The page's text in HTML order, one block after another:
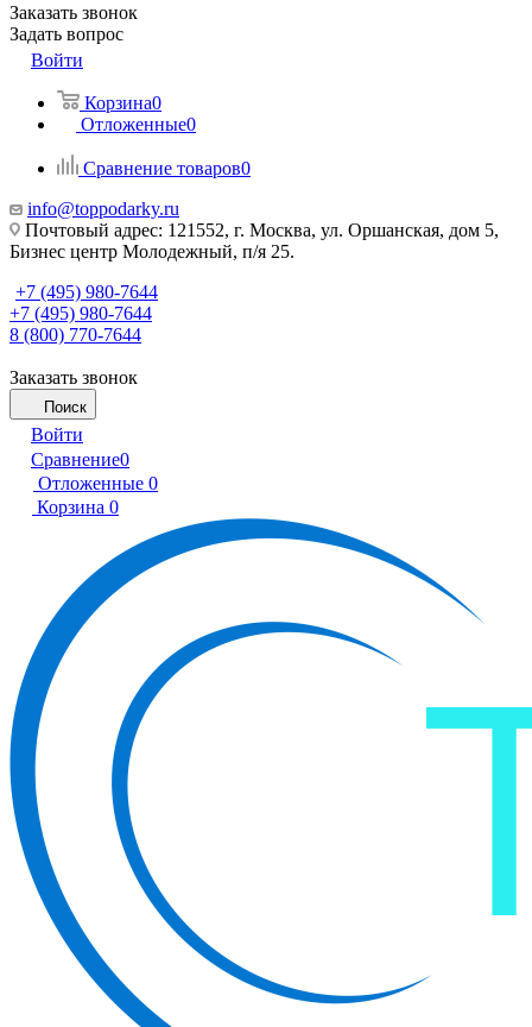
Заказать звонок
Задать вопрос
Войти
Корзина0
Отложенные0
Сравнение товаров0
info@toppodarky.ru
Почтовый адрес: 121552, г. Москва, ул. Оршанская, дом 5,
Бизнес центр Молодежный, п/я 25.
+7 (495) 980-7644
+7 (495) 980-7644
8 (800) 770-7644
Заказать звонок
Поиск
Войти
Сравнение0
Отложенные 0
Корзина 0